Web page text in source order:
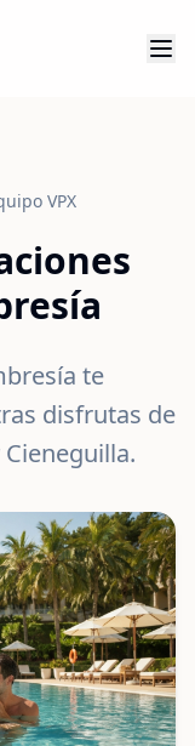
VPX
te
disfrutas de